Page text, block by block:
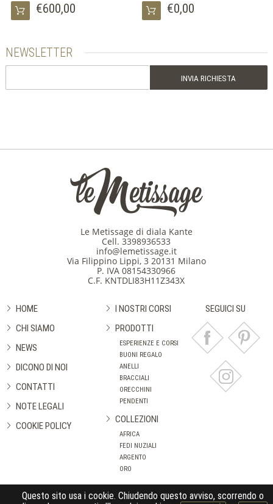
€600,00 €0,00
NEWSLETTER
Le Metissage di diala Kante
Cell.3398936533
info@lemetissage.it
Via Filippino Lippi, 3 20131 Milano
P. IVA 08154330966
C.F. KNTDLI83H11Z343X
HOME
CHI SIAMO
NEWS
DICONO DI NOI
CONTATTI
NOTE LEGALI
COOKIE POLICY
I NOSTRI CORSI
PRODOTTI
ESPERIENZE E CORSI
BUONI REGALO
ANELLI
BRACCIALI
ORECCHINI
PENDENTI
COLLEZIONI
AFRICA
FEDI NUZIALI
ARGENTO
ORO
SEGUICI SU
Design by Studio Manolibera
Questo sito usa i cookie. Chiudendo questo avviso, scorrendo o